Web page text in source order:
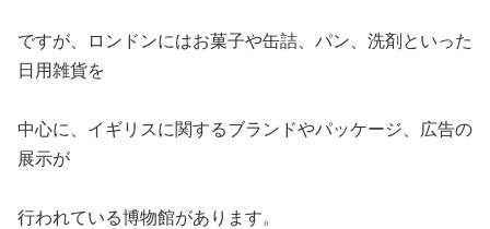
ですが、ロンドンにはお菓子や缶詰、パン、洗剤といった
日用雑貨を
中心に、イギリスに関するブランドやパッケージ、広告の
展示が
行われている博物館があります。